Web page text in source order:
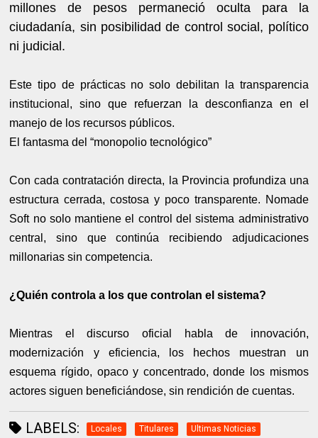
millones de pesos permaneció oculta para la
ciudadanía, sin posibilidad de control social, político
ni judicial.
Este tipo de prácticas no solo debilitan la transparencia
institucional, sino que refuerzan la desconfianza en el
manejo de los recursos públicos.
El fantasma del “monopolio tecnológico”
Con cada contratación directa, la Provincia profundiza una
estructura cerrada, costosa y poco transparente. Nomade
Soft no solo mantiene el control del sistema administrativo
central, sino que continúa recibiendo adjudicaciones
millonarias sin competencia.
¿Quién controla a los que controlan el sistema?
Mientras el discurso oficial habla de innovación,
modernización y eficiencia, los hechos muestran un
esquema rígido, opaco y concentrado, donde los mismos
actores siguen beneficiándose, sin rendición de cuentas.
LABELS: Locales Titulares Ultimas Noticias